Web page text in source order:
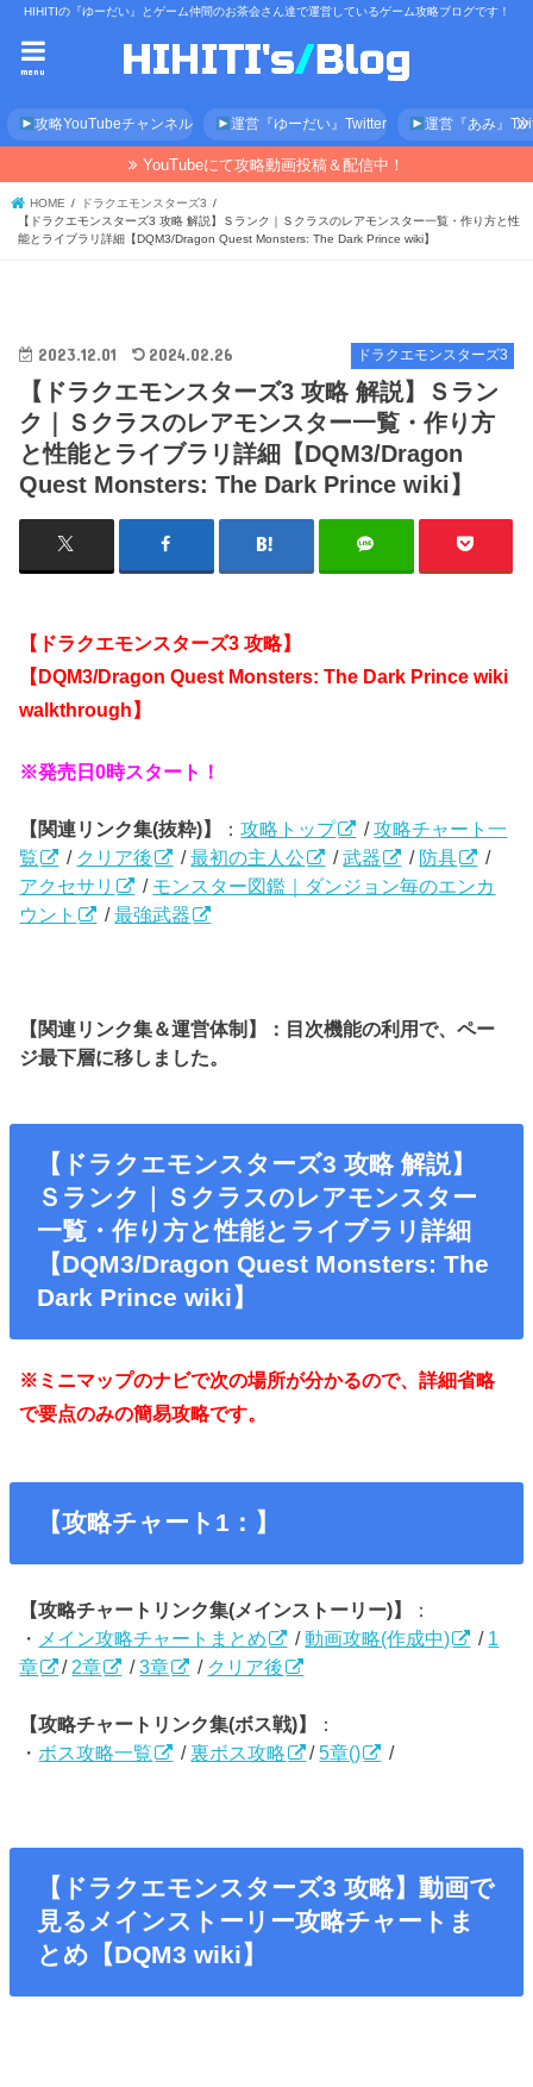
HIHITIの『ゆーだい』とゲーム仲間のお茶会さん達で運営しているゲーム攻略ブログです！
menu
攻略YouTubeチャンネル 運営『ゆーだい』Twitter 運営『あみ』
YouTubeにて攻略動画投稿＆配信中！
HOME
ドラクエモンスターズ3
【ドラクエモンスターズ3 攻略 解説】Ｓランク｜Ｓクラスのレアモンスター一覧・作り方と性
能とライブラリ詳細【DQM3/Dragon Quest Monsters: The Dark Prince wiki】
ドラクエモンスターズ3
2023.12.01 2024.02.26
【ドラクエモンスターズ3 攻略 解説】Ｓラン
ク｜Ｓクラスのレアモンスター一覧・作り方
と性能とライブラリ詳細【DQM3/Dragon
Quest Monsters: The Dark Prince wiki】
【ドラクエモンスターズ3攻略】
【DQM3/Dragon Quest Monsters: The Dark Prince wiki
walkthrough】
※発売日0時スタート！
【関連リンク集(抜粋)】 ：攻略トップ /攻略チャート一
覧
/ クリア後 /最初の主人公 /武器 / 防具
/
アクセサリ
/ モンスター図鑑｜ダンジョン毎のエンカ
ウント
/最強武器
【関連リンク集＆運営体制】：目次機能の利用で、ペー
ジ最下層に移しました。
【ドラクエモンスターズ3 攻略 解説】
Ｓランク｜Ｓクラスのレアモンスター
一覧・作り方と性能とライブラリ詳細
【DQM3/Dragon Quest Monsters: The
Dark Prince wiki】
※ミニマップのナビで次の場所が分かるので、詳細省略
で要点のみの簡易攻略です。
【攻略チャート1：】
【攻略チャートリンク集(メインストーリー)】
：
・ メイン攻略チャートまとめ /動画攻略(作成中) / 1
章
/ 2章 /3章 / クリア後
【攻略チャートリンク集(ボス戦)】
：
・ ボス攻略一覧 /裏ボス攻略 /5章() /
【ドラクエモンスターズ3 攻略】動画で
見るメインストーリー攻略チャートま
とめ【DQM3 wiki】